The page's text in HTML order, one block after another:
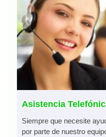
Asistencia
Siempre que necesite
por parte de nuestro